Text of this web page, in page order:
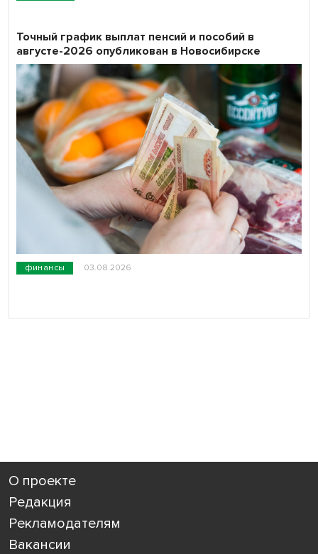
финансы 03.08.2026
Точный график выплат пенсий и пособий в
августе-2026 опубликован в Новосибирске
О проекте
Редакция
Рекламодателям
Вакансии